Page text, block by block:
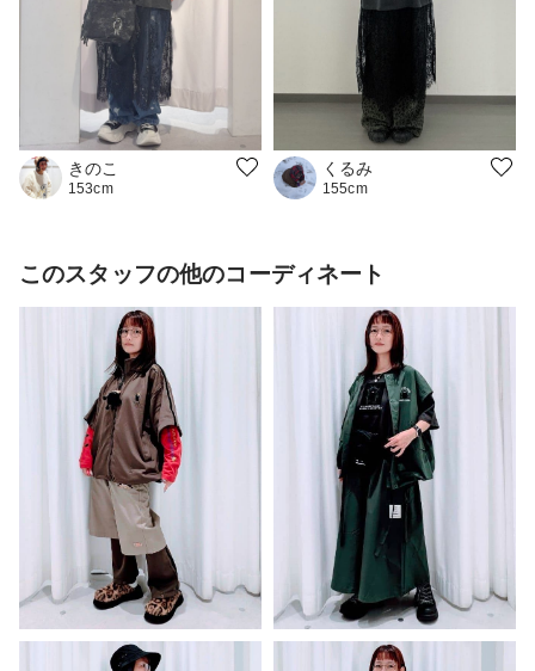
きのこ
153cm
くるみ
155cm
このスタッフの他のコーディネート